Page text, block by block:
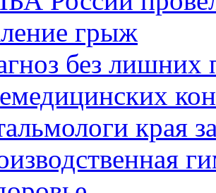
грыж
без лишних
края